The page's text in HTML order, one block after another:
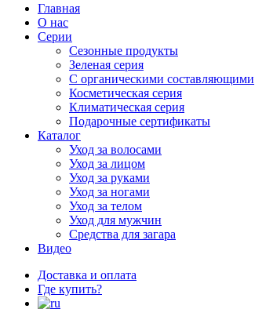
Главная
О нас
Серии
Сезонные продукты
Зеленая серия
С органическими составляющими
Косметическая серия
Климатическая серия
Подарочные сертификаты
Каталог
Уход за волосами
Уход за лицом
Уход за руками
Уход за ногами
Уход за телом
Уход для мужчин
Средства для загара
Видео
Доставка и оплата
Где купить?